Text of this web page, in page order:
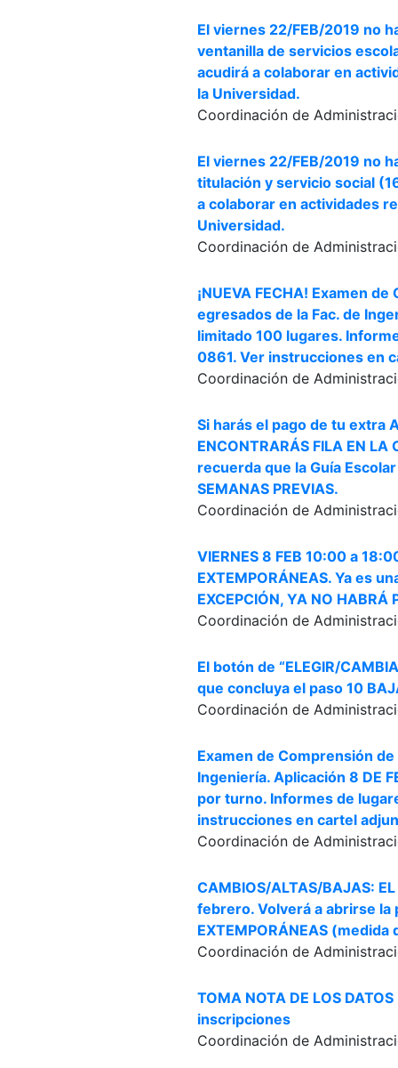
El viernes 22/FEB/2019 no
ventanilla de servicios
acudirá a colaborar en
la Universidad.
Coordinación de
El viernes 22/FEB/2019 no
titulación y servicio social
a colaborar en actividades
Universidad.
Coordinación de
¡NUEVA FECHA! Examen
egresados de la Fac. de
limitado 100 lugares.
0861. Ver instrucciones en
Coordinación de
Si harás el pago de tu extra
ENCONTRARÁS FILA EN
recuerda que la Guía Escolar
SEMANAS PREVIAS.
Coordinación de
VIERNES 8 FEB 10:00 a
EXTEMPORÁNEAS. Ya es
EXCEPCIÓN, YA NO HABRÁ
Coordinación de
El botón de “ELEGIR/
que concluya el paso 10
Coordinación de
Examen de Comprensión
Ingeniería. Aplicación 8 DE
por turno. Informes de
instrucciones en cartel
Coordinación de
CAMBIOS/ALTAS/BAJAS:
febrero. Volverá a abrirse la
EXTEMPORÁNEAS
Coordinación de
TOMA NOTA DE LOS
inscripciones
Coordinación de